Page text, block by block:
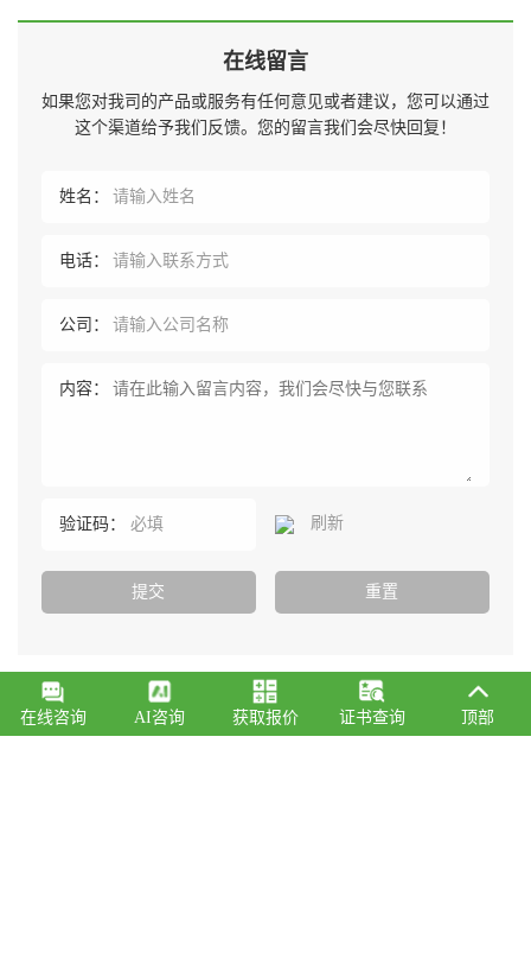
在线咨询 AI咨询 获取报价 证书查询 顶部
在线留言
如果您对我司的产品或服务有任何意见或者建议，您可以通过
这个渠道给予我们反馈。您的留言我们会尽快回复！
姓名：
电话：
公司：
内容：
验证码： 刷新